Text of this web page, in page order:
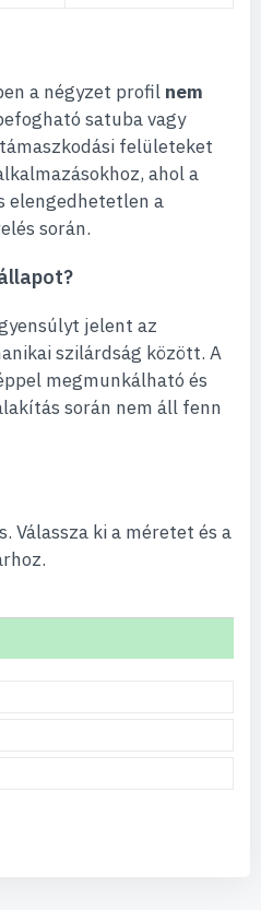
a négyzet profil nem
satuba vagy
felületeket
ahol a
elengedhetetlen a
során.
jelent az
szilárdság között. A
megmunkálható és
során nem áll fenn
Válassza ki a méretet és a